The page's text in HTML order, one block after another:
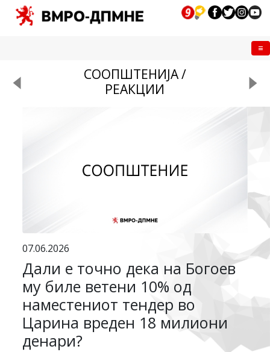
СООПШТЕНИЈА /
РЕАКЦИИ
07.06.2026
Дали е точно дека на Богоев
му биле ветени 10% од
наместениот тендер во
Царина вреден 18 милиони
денари?